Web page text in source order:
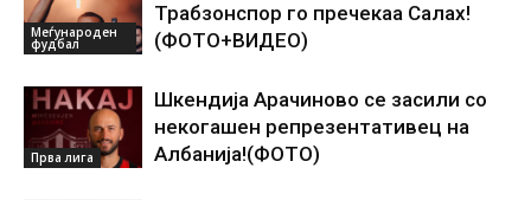
Меѓународен
фудбал
Трабзонспор го пречекаа Салах!
(ФОТО+ВИДЕО)
Прва лига
Шкендија Арачиново се засили со
некогашен репрезентативец на
Албанија!(ФОТО)